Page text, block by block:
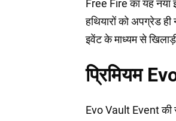
Free Fire का यह नया
हथियारों को अपग्रेड
इवेंट के माध्यम से
प्रिमियम
Evo Vault Event की